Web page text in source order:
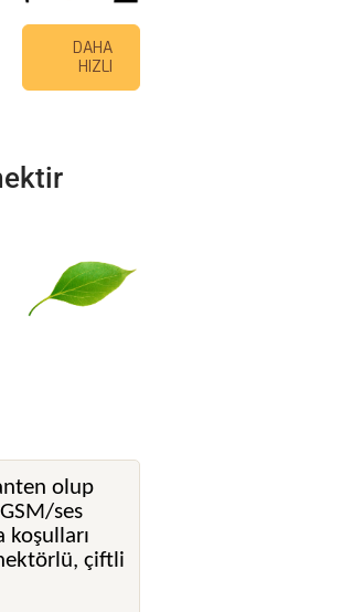
DAHA
HIZLI
olup
ses
koşulları
çiftli